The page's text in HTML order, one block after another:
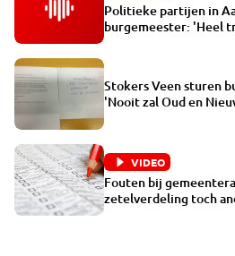
Politieke partijen in
burgemeester: 'Heel
Stokers Veen sturen
'Nooit zal Oud en
VIDEO
Fouten bij
zetelverdeling toch